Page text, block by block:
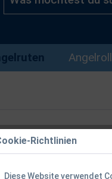
Richtlinien
Diese Website verwendet